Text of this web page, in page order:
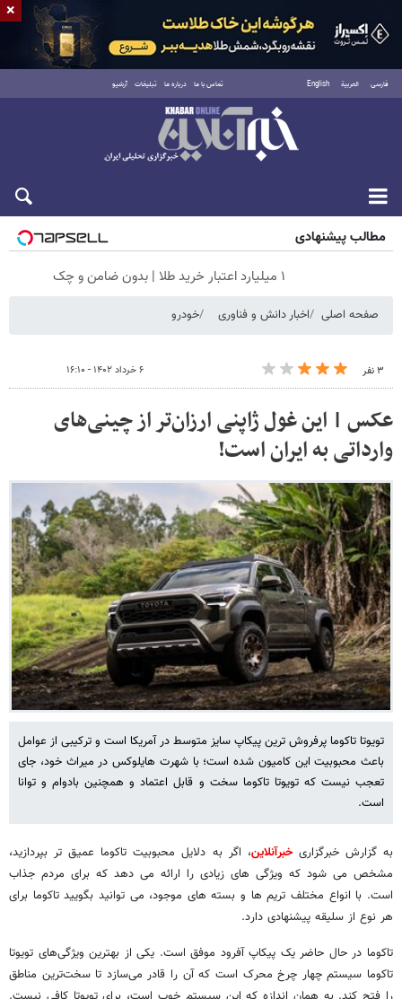
فارسی العربية English تماس با ما درباره ما تبلیغات آرشیو
شنبه ۱۷ مرداد ۱۴۰۵
مطالب پیشنهادی
۱ میلیارد اعتبار خرید طلا | بدون ضامن و چک
صفحه اصلی اخبار دانش و فناوری خودرو
۳ نفر ۶ خرداد ۱۴۰۲ - ۱۶:۱۰
عکس | این غول ژاپنی ارزان‌تر از چینی‌های
وارداتی به ایران است!
تویوتا تاکوما پرفروش ترین پیکاپ سایز متوسط ​​در آمریکا است و ترکیبی از عوامل
باعث محبوبیت این کامیون شده است؛ با شهرت هایلوکس در میراث خود، جای
تعجب نیست که تویوتا تاکوما سخت و قابل اعتماد و همچنین بادوام و توانا
است.
به گزارش خبرگزاریخبرآنلاین، اگر به دلایل محبوبیت تاکوما عمیق تر بپردازید،
مشخص می شود که ویژگی های زیادی را ارائه می دهد که برای مردم جذاب
است. با انواع مختلف تریم ها و بسته های موجود، می توانید بگویید تاکوما برای
هر نوع از سلیقه پیشنهادی دارد.
تاکوما در حال حاضر یک پیکاپ آفرود موفق است. یکی از بهترین ویژگی‌های تویوتا
تاکوما سیستم چهار چرخ محرک است که آن را قادر می‌سازد تا سخت‌ترین مناطق
×